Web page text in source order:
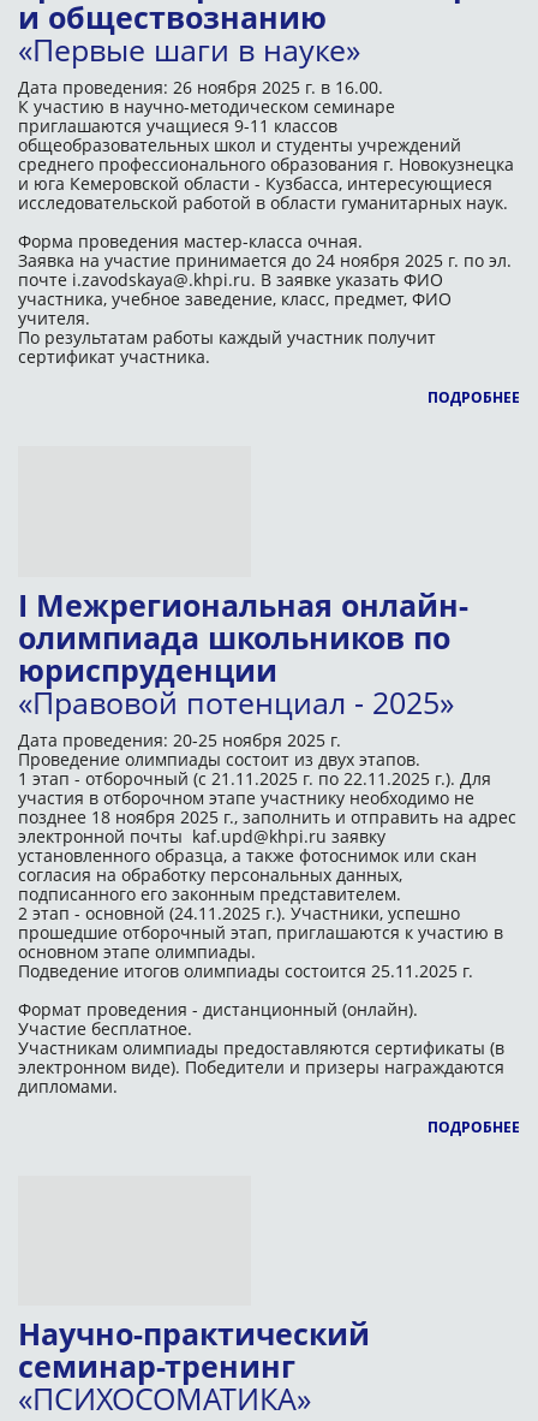
и обществознанию
«Первые шаги в науке»
Дата проведения: 26 ноября 2025 г. в 16.00.
К участию в научно-методическом семинаре
приглашаются учащиеся 9-11 классов
общеобразовательных школ и студенты учреждений
среднего профессионального образования г. Новокузнецка
и юга Кемеровской области - Кузбасса, интересующиеся
исследовательской работой в области гуманитарных наук.
Форма проведения мастер-класса очная.
Заявка на участие принимается до 24 ноября 2025 г. по эл.
почте i.zavodskaya@.khpi.ru. В заявке указать ФИО
участника, учебное заведение, класс, предмет, ФИО
учителя.
По результатам работы каждый участник получит
сертификат участника.
ПОДРОБНЕЕ
I Межрегиональная онлайн-
олимпиада школьников по
юриспруденции
«Правовой потенциал - 2025»
Дата проведения: 20-25 ноября 2025 г.
Проведение олимпиады состоит из двух этапов.
1 этап - отборочный (с 21.11.2025 г. по 22.11.2025 г.). Для
участия в отборочном этапе участнику необходимо не
позднее 18 ноября 2025 г., заполнить и отправить на адрес
электронной почты kaf.upd@khpi.ru заявку
установленного образца, а также фотоснимок или скан
согласия на обработку персональных данных,
подписанного его законным представителем.
2 этап - основной (24.11.2025 г.). Участники, успешно
прошедшие отборочный этап, приглашаются к участию в
основном этапе олимпиады.
Подведение итогов олимпиады состоится 25.11.2025 г.
Формат проведения - дистанционный (онлайн).
Участие бесплатное.
Участникам олимпиады предоставляются сертификаты (в
электронном виде). Победители и призеры награждаются
дипломами.
ПОДРОБНЕЕ
Научно-практический
семинар-тренинг
«ПСИХОСОМАТИКА»